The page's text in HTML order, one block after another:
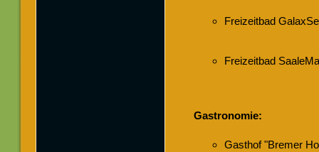
Freizeitbad
Freizeitbad
Gastronomie:
Gasthof "Bremer